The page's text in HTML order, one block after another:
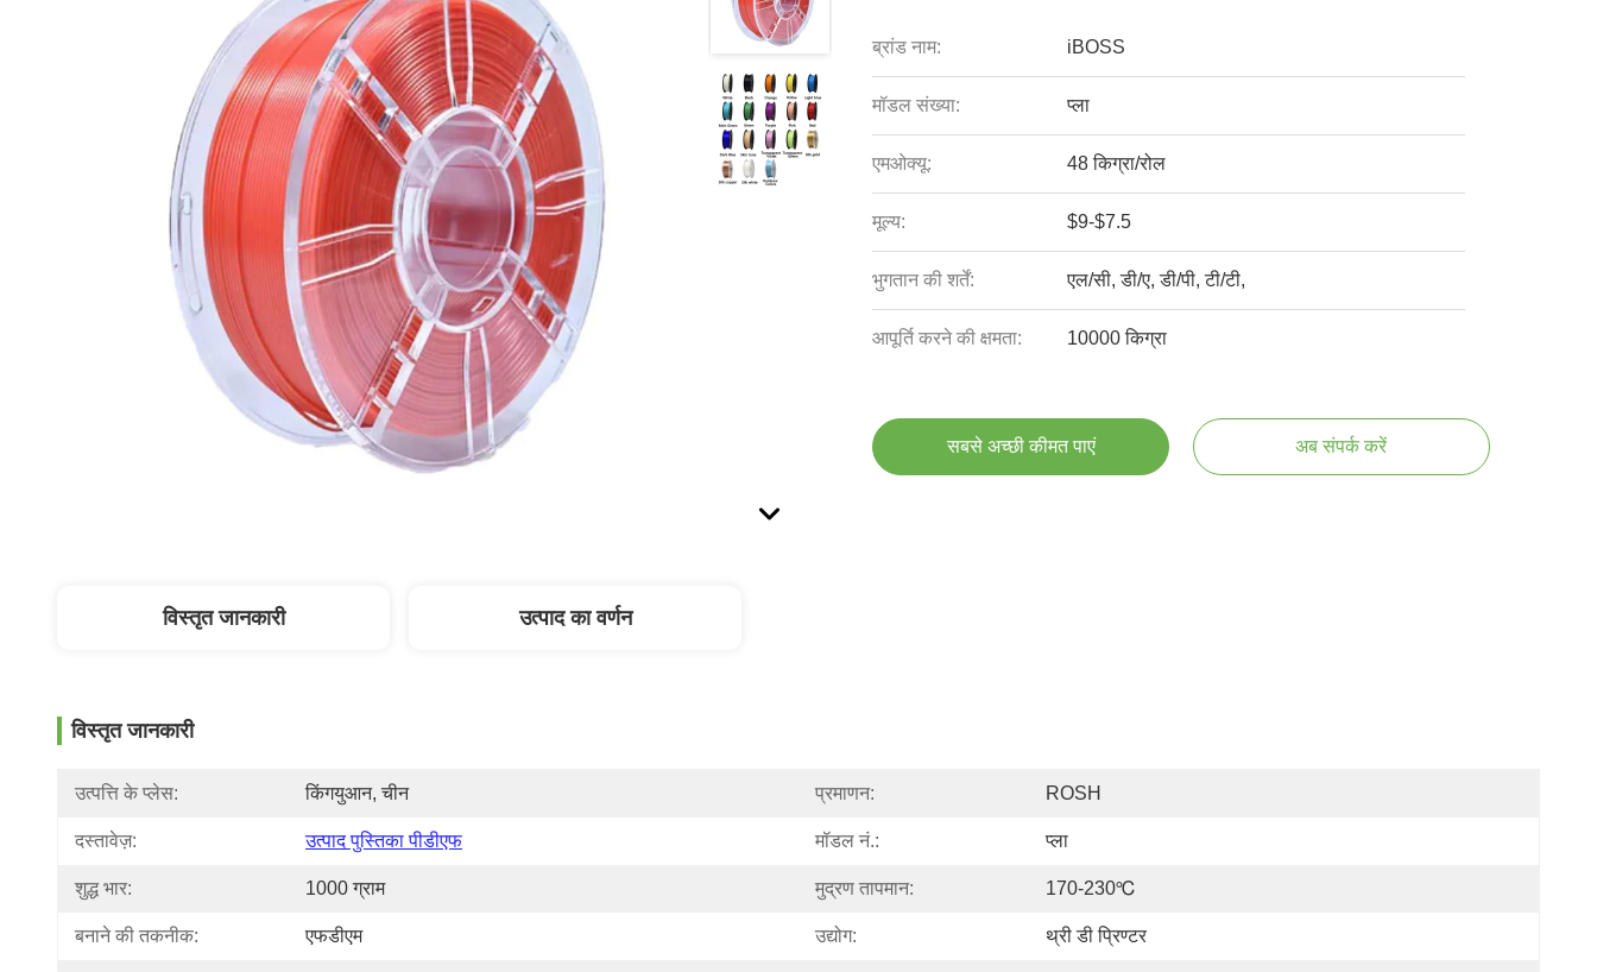
ब्रांड नाम: iBOSS
मॉडल संख्या: प्ला
एमओक्यू: 48 किग्रा/रोल
मूल्य: $9-$7.5
भुगतान की शर्तें: एल/सी, डी/ए, डी/पी, टी/टी,
आपूर्ति करने की क्षमता: 10000 किग्रा
सबसे अच्छी कीमत पाएं अब संपर्क करें
विस्तृत जानकारी उत्पाद का वर्णन
विस्तृत जानकारी
उत्पत्ति के प्लेस: किंगयुआन, चीन प्रमाणन: ROSH
दस्तावेज़: उत्पाद पुस्तिका पीडीएफ मॉडल नं.: प्ला
शुद्ध भार: 1000 ग्राम मुद्रण तापमान: 170-230℃
बनाने की तकनीक: एफडीएम उद्योग: थ्री डी प्रिण्टर